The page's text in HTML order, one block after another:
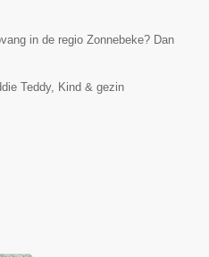
in de regio Zonnebeke? Dan
Teddy, Kind & gezin